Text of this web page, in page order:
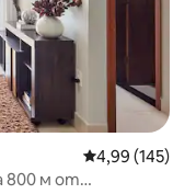
Средна
4,99 (145)
800 м от